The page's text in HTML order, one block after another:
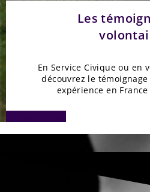
Les
En Service Civique ou en
découvrez le
expérience en